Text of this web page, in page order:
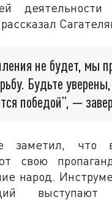
не будет, мы
Будьте
победой”, —
заметил, что
свою
народ.
выступают